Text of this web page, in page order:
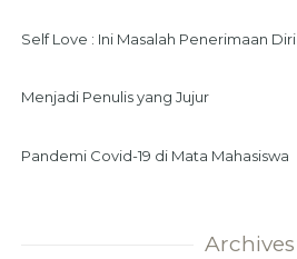
Self Love : Ini Masalah Penerimaan Diri
Menjadi Penulis yang Jujur
Pandemi Covid-19 di Mata Mahasiswa
Archives